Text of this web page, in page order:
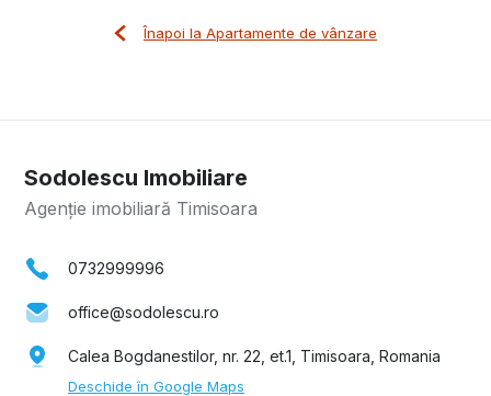
Înapoi la Apartamente de vânzare
Sodolescu Imobiliare
Agenție imobiliară Timisoara
0732999996
office@sodolescu.ro
Calea Bogdanestilor, nr. 22, et.1, Timisoara, Romania
Deschide în Google Maps